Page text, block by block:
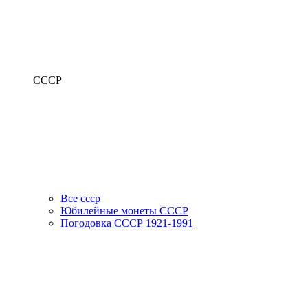
СССР
Все ссср
Юбилейные монеты СССР
Погодовка СССР 1921-1991